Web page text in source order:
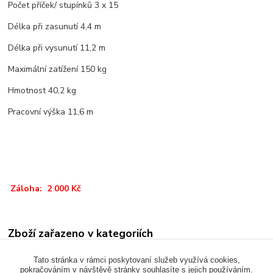
Počet příček/ stupínků 3 x 15
Délka při zasunutí 4,4 m
Délka při vysunutí 11,2 m
Maximální zatížení 150 kg
Hmotnost 40,2 kg
Pracovní výška 11,6 m
Záloha: 2 000 Kč
Zboží zařazeno v kategoriích
RŮZNÉ
Tato stránka v rámci poskytovaní služeb využívá cookies,
pokračováním v návštěvě stránky souhlasíte s jejich používáním.